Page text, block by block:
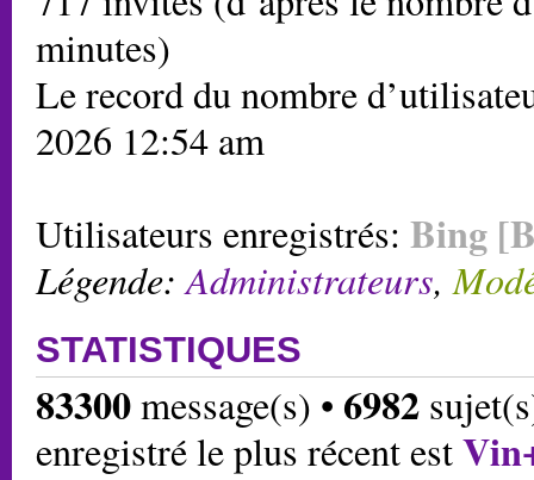
minutes)
Le record du nombre
2026 12:54 am
Utilisateurs enregistrés: Bing
Légende:Administrateurs,
STATISTIQUES
83300message(s) • 6982
enregistré le plus récent est